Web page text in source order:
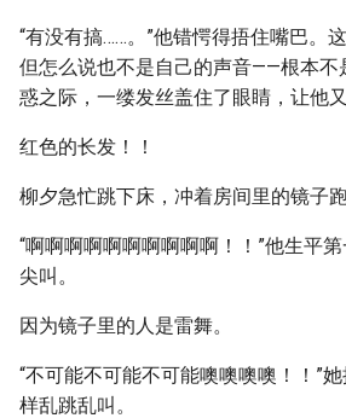
“有没有搞……。”他错愕得捂住嘴巴。
但怎么说也不是自己的声音——根本不
惑之际，一缕发丝盖住了眼睛，让他
红色的长发！！
柳夕急忙跳下床，冲着房间里的镜子
“啊啊啊啊啊啊啊啊啊啊！！”他生平
尖叫。
因为镜子里的人是雷舞。
“不可能不可能不可能噢噢噢噢！！”
样乱跳乱叫。